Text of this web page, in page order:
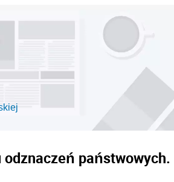
odznaczeń państwowych.